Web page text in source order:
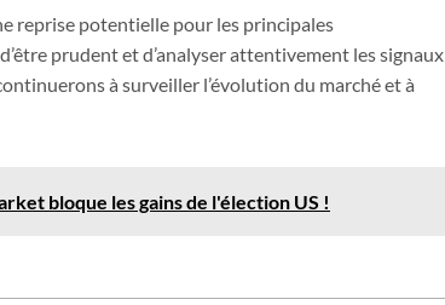
reprise potentielle pour les principales
prudent et d’analyser attentivement les signaux
à surveiller l’évolution du marché et à
bloque les gains de l'élection US !